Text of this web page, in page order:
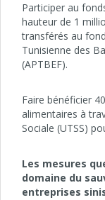
Participer au
hauteur de 1
transférés au
Tunisienne des
(APTBEF).
Faire bénéficier
alimentaires à
Sociale (UTSS)
Les mesures
domaine du
entreprises